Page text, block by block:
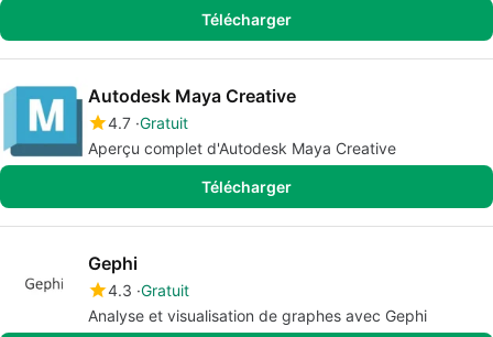
Télécharger
Autodesk Maya Creative
4.7 Gratuit
Aperçu complet d'Autodesk Maya Creative
Télécharger
Gephi
4.3 Gratuit
Analyse et visualisation de graphes avec Gephi